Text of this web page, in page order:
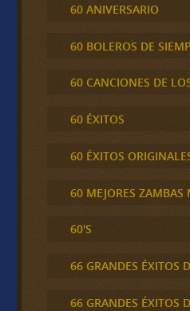
60 ANIVERSARIO
60 BOLEROS DE
60 CANCIONES DE
60 ÉXITOS
60 ÉXITOS
60 MEJORES
60'S
66 GRANDES ÉXITOS
66 GRANDES ÉXITOS